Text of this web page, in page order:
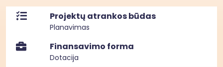
Projektų atrankos būdas
Planavimas
Finansavimo forma
Dotacija